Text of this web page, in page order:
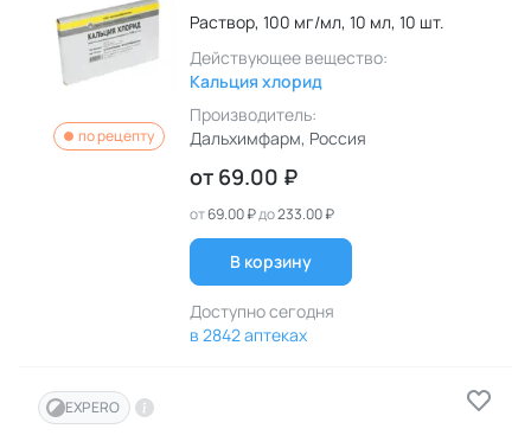
по рецепту
Раствор, 100 мг/мл, 10 мл, 10 шт.
Действующее вещество:
Кальция хлорид
Производитель:
Дальхимфарм, Россия
от 69.00 ₽
от69.00 ₽до233.00 ₽
В корзину
Доступно сегодня
в 2842 аптеках
EXPERO